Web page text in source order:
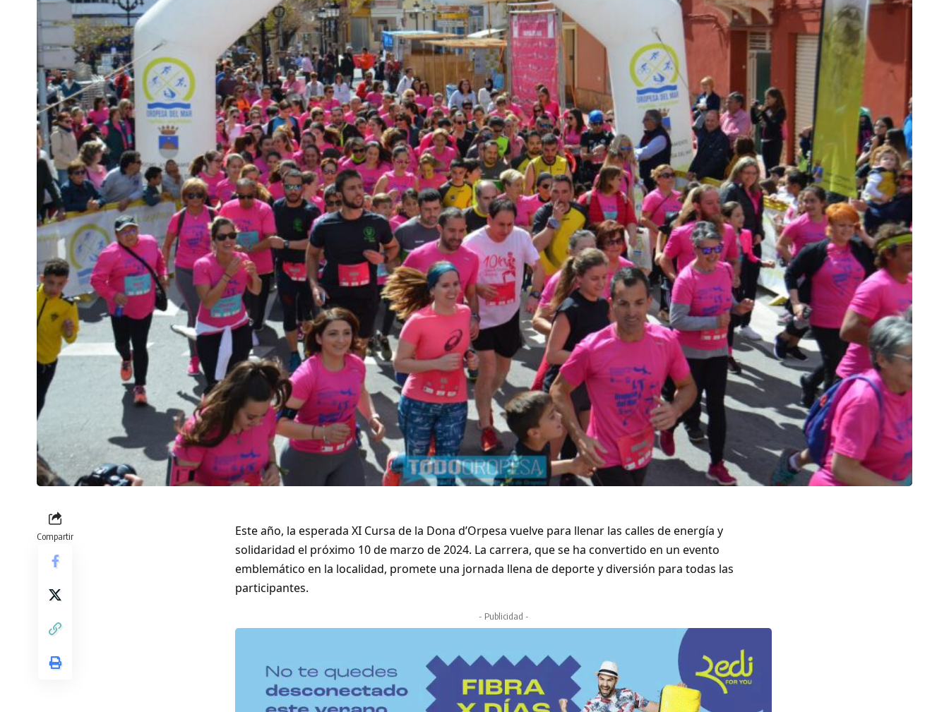
Compartir
Este año, la esperada XI Cursa de la Dona d’Orpesa vuelve para llenar las calles de energía y
solidaridad el próximo 10 de marzo de 2024. La carrera, que se ha convertido en un evento
emblemático en la localidad, promete una jornada llena de deporte y diversión para todas las
participantes.
- Publicidad -